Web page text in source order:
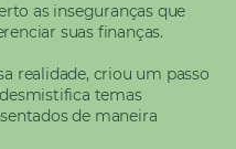
as inseguranças que
suas finanças.
realidade, criou um passo
temas
de maneira